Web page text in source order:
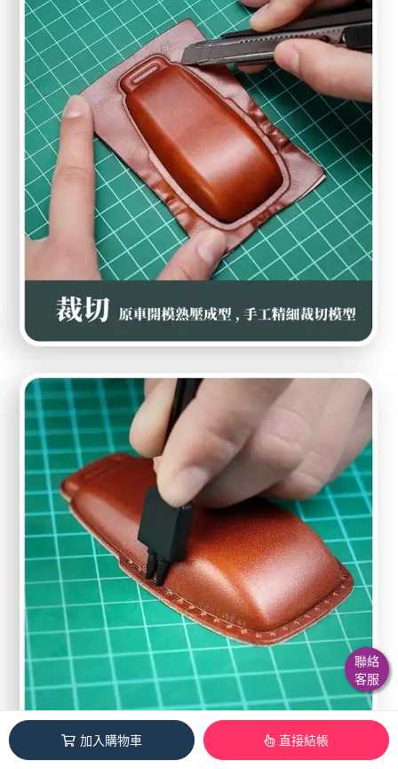
加入購物車 直接結帳
聯絡
客服